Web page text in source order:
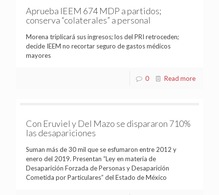
Aprueba IEEM 674 MDP a partidos;
conserva “colaterales” a personal
Morena triplicará sus ingresos; los del PRI retroceden;
decide IEEM no recortar seguro de gastos médicos
mayores
0 Read more
Con Eruviel y Del Mazo se dispararon 710%
las desapariciones
Suman más de 30 mil que se esfumaron entre 2012 y
enero del 2019. Presentan “Ley en materia de
Desaparición Forzada de Personas y Desaparición
Cometida por Particulares” del Estado de México